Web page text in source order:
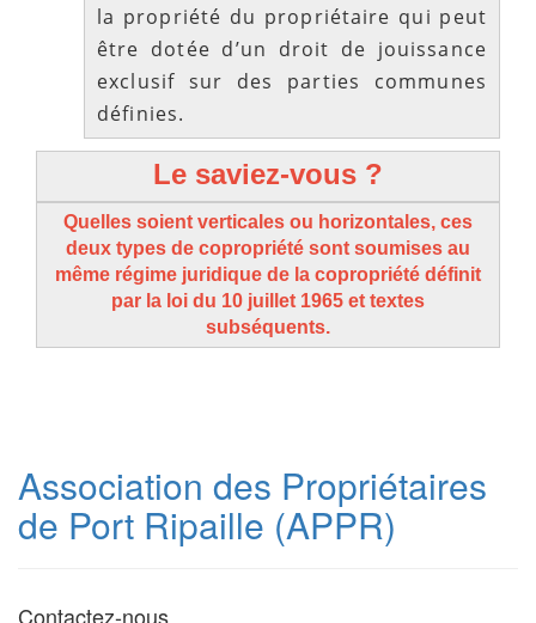
la propriété du propriétaire qui peut
être dotée d’un droit de jouissance
exclusif sur des parties communes
définies.
Le saviez-vous ?
Quelles soient verticales ou horizontales, ces
deux types de copropriété sont soumises au
même régime juridique de la copropriété définit
par la loi du 10 juillet 1965 et textes
subséquents.
Association des Propriétaires
de Port Ripaille (APPR)
Contactez-nous